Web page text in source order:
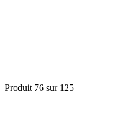
Produit 76 sur 125